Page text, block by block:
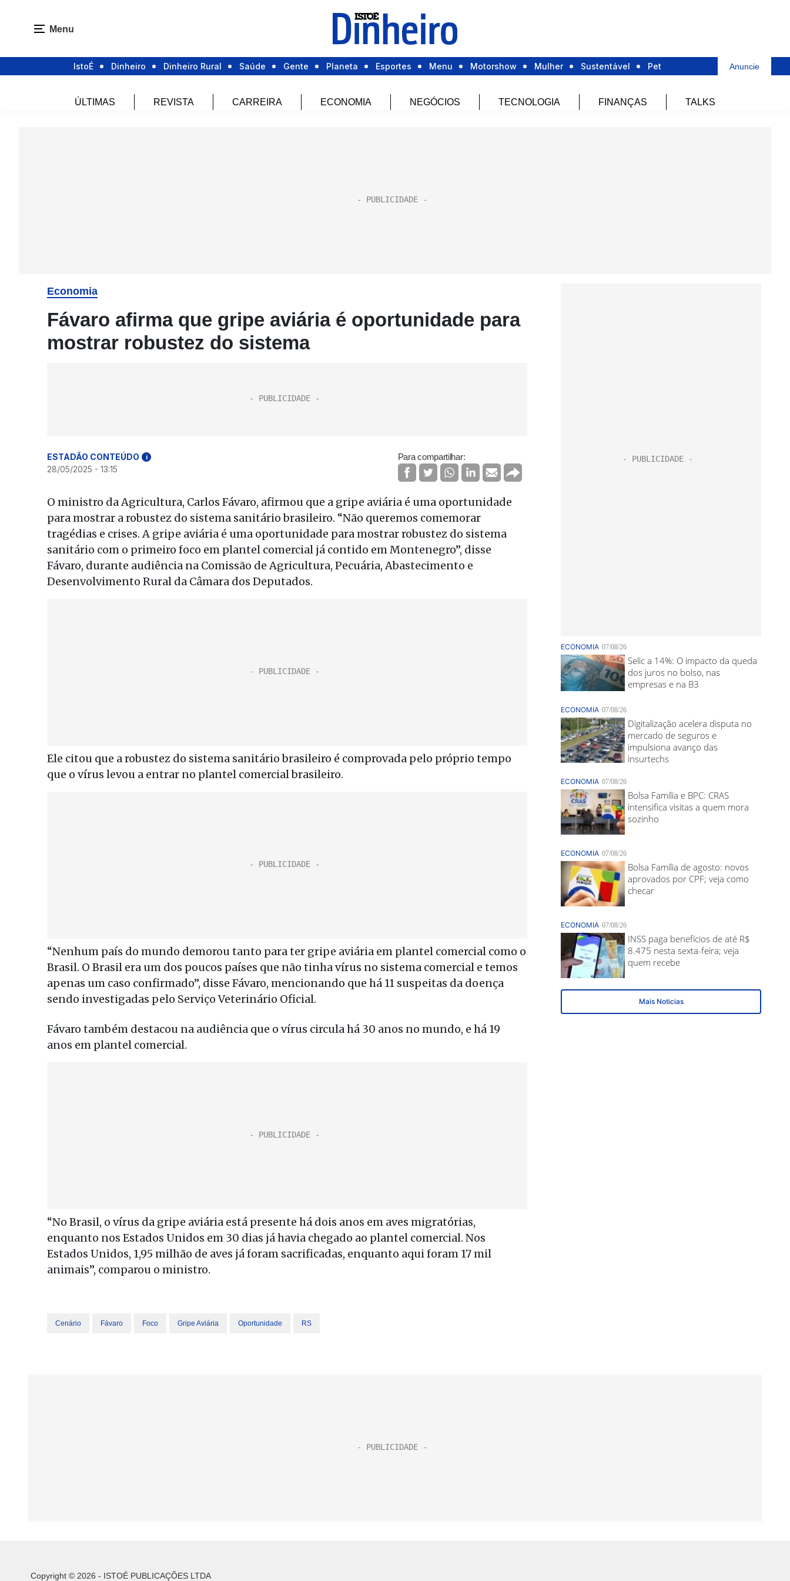
Menu
IstoÉ Dinheiro Dinheiro Rural Saúde Gente Planeta Esportes Menu Motorshow Mulher Sustentável Pet Anuncie
ÚLTIMAS REVISTA CARREIRA ECONOMIA NEGÓCIOS TECNOLOGIA FINANÇAS TALKS
Economia
Fávaro afirma que gripe aviária é oportunidade para
mostrar robustez do sistema
ESTADÃO CONTEÚDO i
28/05/2025 - 13:15
Para compartilhar:
O ministro da Agricultura, Carlos Fávaro, afirmou que a gripe aviária é uma oportunidade
para mostrar a robustez do sistema sanitário brasileiro. “Não queremos comemorar
tragédias e crises. A gripe aviária é uma oportunidade para mostrar robustez do sistema
sanitário com o primeiro foco em plantel comercial já contido em Montenegro”, disse
Fávaro, durante audiência na Comissão de Agricultura, Pecuária, Abastecimento e
Desenvolvimento Rural da Câmara dos Deputados.
Ele citou que a robustez do sistema sanitário brasileiro é comprovada pelo próprio tempo
que o vírus levou a entrar no plantel comercial brasileiro.
“Nenhum país do mundo demorou tanto para ter gripe aviária em plantel comercial como o
Brasil. O Brasil era um dos poucos países que não tinha vírus no sistema comercial e temos
apenas um caso confirmado”, disse Fávaro, mencionando que há 11 suspeitas da doença
sendo investigadas pelo Serviço Veterinário Oficial.
Fávaro também destacou na audiência que o vírus circula há 30 anos no mundo, e há 19
anos em plantel comercial.
“No Brasil, o vírus da gripe aviária está presente há dois anos em aves migratórias,
enquanto nos Estados Unidos em 30 dias já havia chegado ao plantel comercial. Nos
Estados Unidos, 1,95 milhão de aves já foram sacrificadas, enquanto aqui foram 17 mil
animais”, comparou o ministro.
Cenário Fávaro Foco Gripe Aviária Oportunidade RS
Copyright © 2026 - ISTOÉ PUBLICAÇÕES LTDA